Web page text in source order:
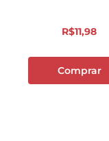
R$11,98
Comprar